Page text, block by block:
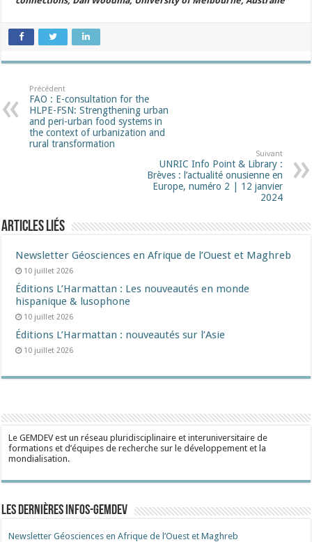
Précédent
FAO : E-consultation for the
HLPE-FSN: Strengthening urban
and peri-urban food systems in
the context of urbanization and
rural transformation
Suivant
UNRIC Info Point & Library :
Brèves : l’actualité onusienne en
Europe, numéro 2 | 12 janvier
2024
Articles liés
Newsletter Géosciences en Afrique de l’Ouest et Maghreb
10 juillet 2026
Éditions L’Harmattan : Les nouveautés en monde
hispanique & lusophone
10 juillet 2026
Éditions L’Harmattan : nouveautés sur l’Asie
10 juillet 2026
Le GEMDEV est un réseau pluridisciplinaire et interuniversitaire de
formations et d’équipes de recherche sur le développement et la
mondialisation.
Les dernières Infos-Gemdev
Newsletter Géosciences en Afrique de l’Ouest et Maghreb